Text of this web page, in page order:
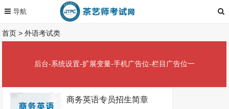
首页 >外语考试类
后台-系统设置-扩展变量-手机广告位-栏目广告位一
商务英语专员招生简章